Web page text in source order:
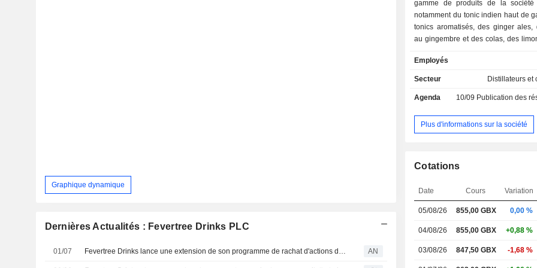
Graphique dynamique
Dernières Actualités : Fevertree Drinks PLC
01/07 Fevertree Drinks lance une extension de son programme de rachat d'actions de 30 millions de livres sterling AN
gamme de produits de la société
notamment du tonic indien haut de
tonics aromatisés, des ginger ales,
au gingembre et des colas, des
au citron vert et au yuzu, des
alcoolisées pour adultes, ainsi que
notamment le Margarita Mixer,
gamme, l’eau tonique à la fleur de
tonique méditerranéenne, le Club
le Ginger ALE, le Spiced Orange
commercialise ses produits sur
tels que le Royaume-Uni, les
société comprennent
Inc., Fevertree USA Production
Fevertree US Limited, Fevertree
Employés
Secteur Distillateurs et
Agenda 10/09 Publication des résultats
Plus d'informations sur la société
Cotations
Date Cours Variation
05/08/26 855,00 GBX 0,00 %
04/08/26 855,00 GBX +0,88 %
03/08/26 847,50 GBX -1,68 %